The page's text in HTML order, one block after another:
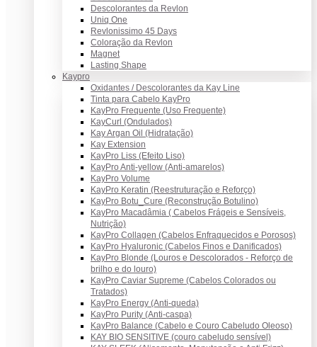
Descolorantes da Revlon
Uniq One
Revlonissimo 45 Days
Coloração da Revlon
Magnet
Lasting Shape
Kaypro
Oxidantes / Descolorantes da Kay Line
Tinta para Cabelo KayPro
KayPro Frequente (Uso Frequente)
KayCurl (Ondulados)
Kay Argan Oil (Hidratação)
Kay Extension
KayPro Liss (Efeito Liso)
KayPro Anti-yellow (Anti-amarelos)
KayPro Volume
KayPro Keratin (Reestruturação e Reforço)
KayPro Botu_Cure (Reconstrução Botulino)
KayPro Macadâmia ( Cabelos Frágeis e Sensíveis,
Nutrição)
KayPro Collagen (Cabelos Enfraquecidos e Porosos)
KayPro Hyaluronic (Cabelos Finos e Danificados)
KayPro Blonde (Louros e Descolorados - Reforço de
brilho e do louro)
KayPro Caviar Supreme (Cabelos Colorados ou
Tratados)
KayPro Energy (Anti-queda)
KayPro Purity (Anti-caspa)
KayPro Balance (Cabelo e Couro Cabeludo Oleoso)
KAY BIO SENSITIVE (couro cabeludo sensível)